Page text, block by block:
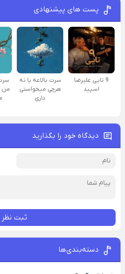
پست های پیشنهادی
9 تایی علیرضا
اسپید
سرت بالاعه یا نه
هرچی میخواستی
داری
من
دیدگاه خود را بگذارید
ثبت نظر
دسته‌بندی‌ها